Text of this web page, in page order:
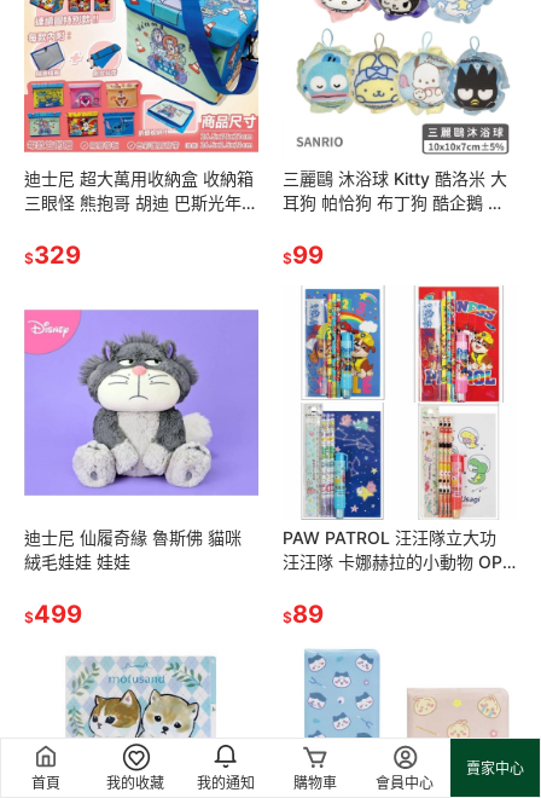
首頁 我的收藏 我的通知 購物車 會員中心
賣家中心
迪士尼 超大萬用收納盒 收納箱
三眼怪 熊抱哥 胡迪 巴斯光年
員
$329
三麗鷗 沐浴球 Kitty 酷洛米 大
耳狗 帕恰狗 布丁狗 酷企鵝 人
$99
迪士尼 仙履奇緣 魯斯佛 貓咪
絨毛娃娃 娃娃
$499
PAW PATROL 汪汪隊立大功
汪汪隊 卡娜赫拉的小動物 OPP
尺 直尺 筆記本
$89